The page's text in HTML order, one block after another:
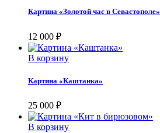
Картина «Золотой час в Севастополе»
12 000 ₽
В корзину
Картина «Каштанка»
25 000 ₽
В корзину